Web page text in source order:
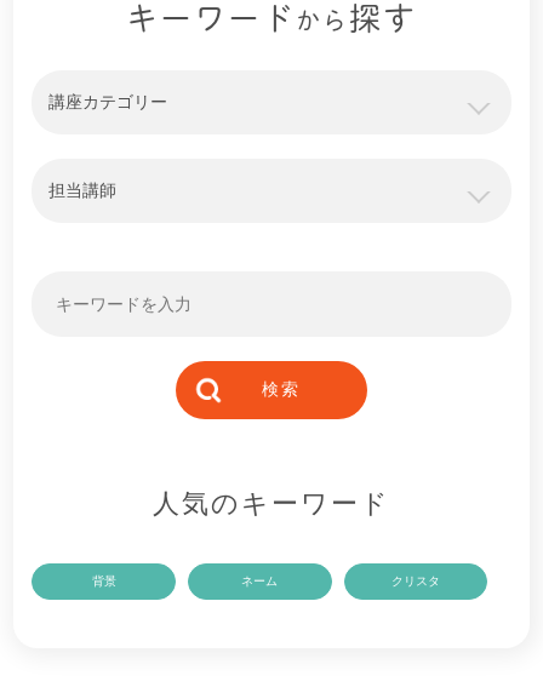
キーワード から 探す
講座カテゴリー
担当講師
人気のキーワード
背景 ネーム クリスタ